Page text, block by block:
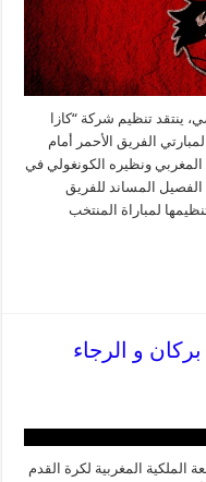
ينتقد تنظيم شركة “كازا
الفريق الأحمر أمام
المغربي ونظيره الكونغولي في
الفصيل المساند للفريق
لمباراة المنتخب
و الرجاء
الملكية المغربية لكرة القدم